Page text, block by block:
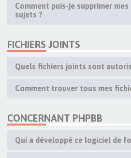
Comment puis-je supprimer
sujets ?
FICHIERS JOINTS
Quels fichiers joints sont
Comment trouver tous mes
CONCERNANT PHPBB
Qui a développé ce logiciel de